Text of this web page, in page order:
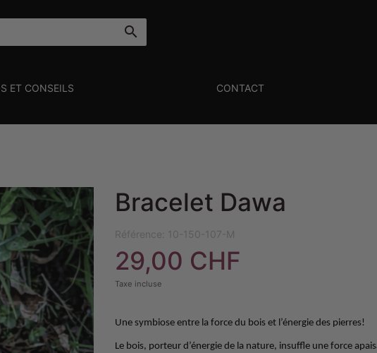

ET CONSEILS CONTACT
Bracelet Dawa
Référence: 10-150-107-M
29,00 CHF
Taxe incluse
Une symbiose entre la force du bois et l’énergie des pierres!
Le bois, porteur d’énergie de la nature, insuffle une force